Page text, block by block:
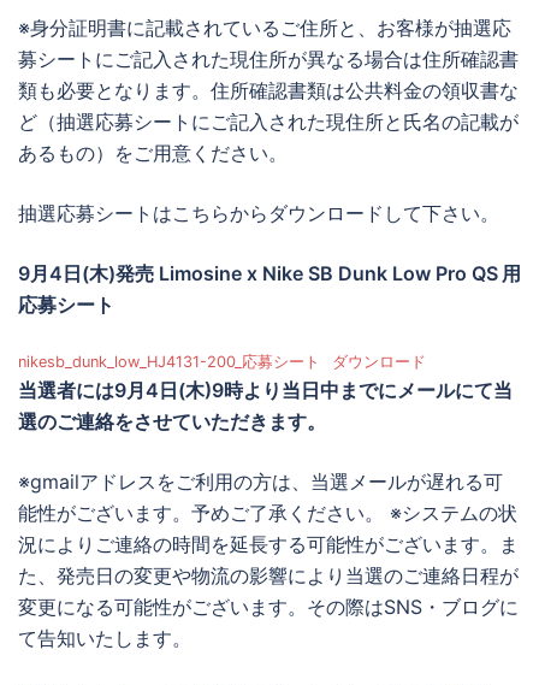
※身分証明書に記載されているご住所と、お客様が抽選応
募シートにご記入された現住所が異なる場合は住所確認書
類も必要となります。住所確認書類は公共料金の領収書な
ど（抽選応募シートにご記入された現住所と氏名の記載が
あるもの）をご用意ください。
抽選応募シートはこちらからダウンロードして下さい。
9月4日(木)発売 Limosine x Nike SB Dunk Low Pro QS 用
応募シート
nikesb_dunk_low_HJ4131-200_応募シート ダウンロード
当選者には9月4日(木)9時より当日中までにメールにて当
選のご連絡をさせていただきます。
※gmailアドレスをご利用の方は、当選メールが遅れる可
能性がございます。予めご了承ください。 ※システムの状
況によりご連絡の時間を延長する可能性がございます。ま
た、発売日の変更や物流の影響により当選のご連絡日程が
変更になる可能性がございます。その際はSNS・ブログに
て告知いたします。